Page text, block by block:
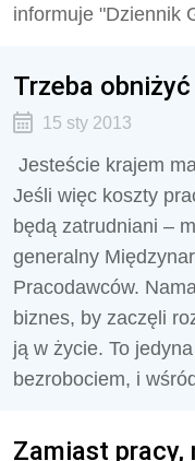
informuje "Dziennik
Trzeba
15 sty 2013
Jesteście krajem
Jeśli więc koszty
będą zatrudniani –
generalny
Pracodawców.
biznes, by zaczęli
ją w życie. To
bezrobociem, i
Zamiast pracy,